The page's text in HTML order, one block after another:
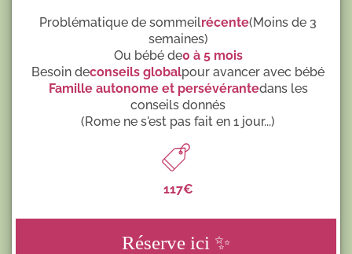
Problématique de sommeilrécente(Moins de 3
semaines)
Ou bébé de0 à 5 mois
Besoin deconseils globalpour avancer avec bébé
Famille autonome et persévérantedans les
conseils donnés
(Rome ne s'est pas fait en 1 jour...)
117€
Réserve ici ✨